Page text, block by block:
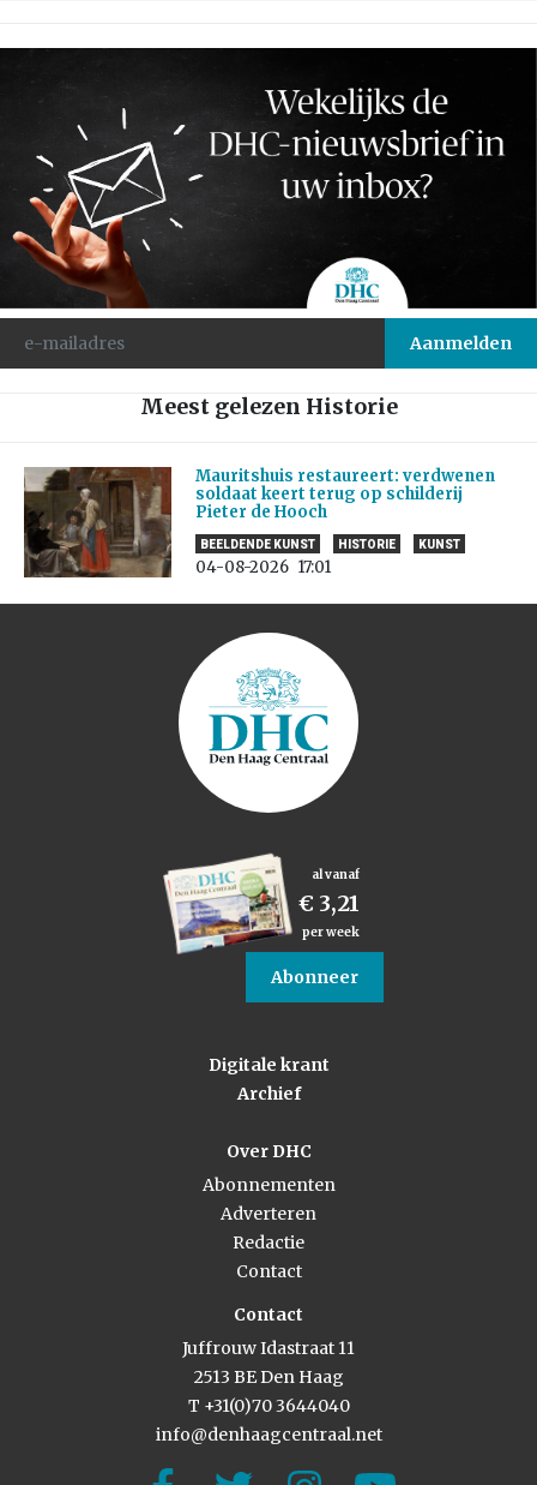
Meest gelezen Historie
Mauritshuis restaureert: verdwenen
soldaat keert terug op schilderij
Pieter de Hooch
BEELDENDE KUNST HISTORIE KUNST
04-08-2026 17:01
al vanaf
€ 3,21
per week
Abonneer
Digitale krant
Archief
Over DHC
Abonnementen
Adverteren
Redactie
Contact
Contact
Juffrouw Idastraat 11
2513 BE Den Haag
T +31(0)70 3644040
info@denhaagcentraal.net